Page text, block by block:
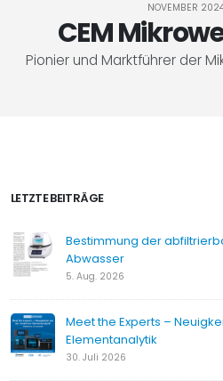
CEM
Pionier und Marktführer der
NOVEMBER
LETZTE BEITRÄGE
Bestimmung der
Abwasser
5. Aug. 2026
Meet the Experts –
Elementanalytik
30. Juli 2026